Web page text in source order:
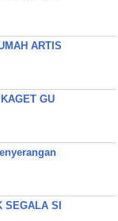
ARTIS
GU
SEGALA SI